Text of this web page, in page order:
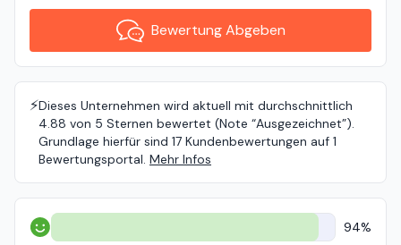
Bewertung Abgeben
⚡️Dieses Unternehmen wird aktuell mit durchschnittlich
4.88 von 5 Sternen bewertet (Note “Ausgezeichnet”).
Grundlage hierfür sind 17 Kundenbewertungen auf 1
Bewertungsportal. Mehr Infos
Positiv 94%